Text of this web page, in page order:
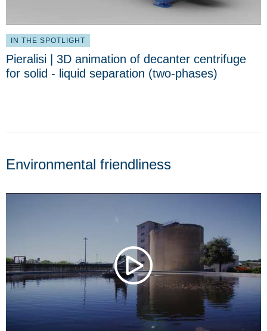
IN THE SPOTLIGHT
Pieralisi | 3D animation of decanter centrifuge
for solid - liquid separation (two-phases)
Environmental friendliness